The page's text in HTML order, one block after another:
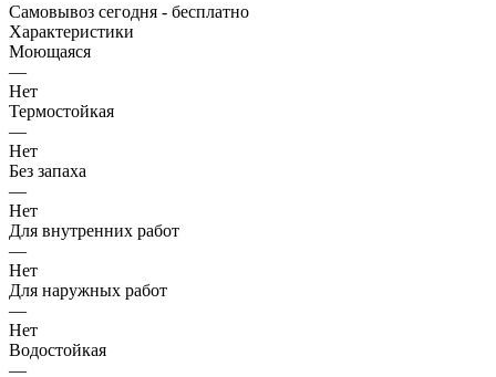
Самовывоз сегодня - бесплатно
Характеристики
Моющаяся
—
Нет
Термостойкая
—
Нет
Без запаха
—
Нет
Для внутренних работ
—
Нет
Для наружных работ
—
Нет
Водостойкая
—